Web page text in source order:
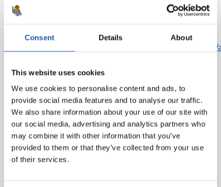
Consent Details About
This website uses cookies
We use cookies to personalise content and ads, to
provide social media features and to analyse our traffic.
We also share information about your use of our site with
our social media, advertising and analytics partners who
may combine it with other information that you’ve
provided to them or that they’ve collected from your use
of their services.
leur retrait immédiat :
pdcp@realsociedad.eus.
disponible au lien suivant :
https://cdn.realsociedad.eus/Uploads/CntDetalles/503/